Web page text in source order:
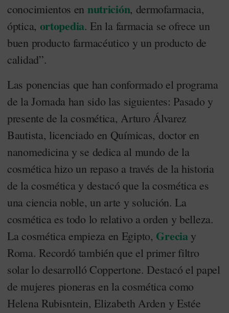
conocimientos en nutrición, dermofarmacia,
óptica, ortopedia. En la farmacia se ofrece un
buen producto farmacéutico y un producto de
calidad”.
Las ponencias que han conformado el programa
de la Jornada han sido las siguientes: Pasado y
presente de la cosmética, Arturo Álvarez
Bautista, licenciado en Químicas, doctor en
nanomedicina y se dedica al mundo de la
cosmética hizo un repaso a través de la historia
de la cosmética y destacó que la cosmética es
una ciencia noble, un arte y solución. La
cosmética es todo lo relativo a orden y belleza.
La cosmética empieza en Egipto, Greciay
Roma. Recordó también que el primer filtro
solar lo desarrolló Coppertone. Destacó el papel
de mujeres pioneras en la cosmética como
Helena Rubisntein, Elizabeth Arden y Estée